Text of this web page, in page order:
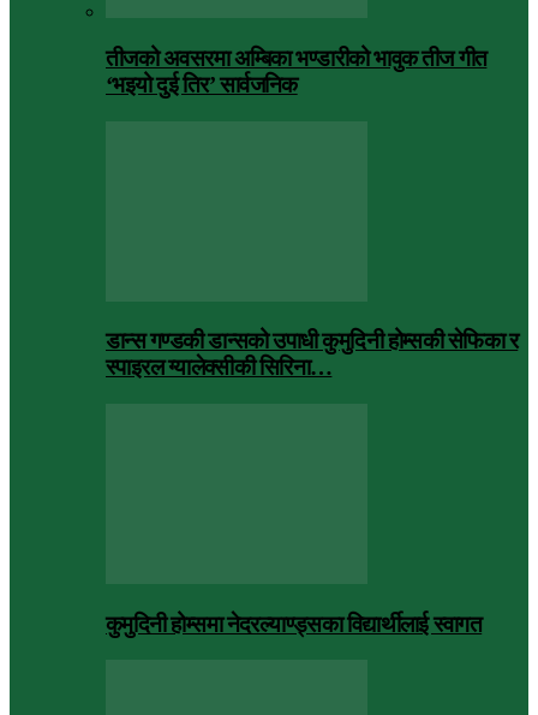
तीजको अवसरमा अम्बिका भण्डारीको भावुक तीज गीत
‘भइयो दुई तिर’ सार्वजनिक
डान्स गण्डकी डान्सको उपाधी कुमुदिनी होम्सकी सेफिका र
स्पाइरल ग्यालेक्सीकी सिरिना…
कुमुदिनी होम्समा नेदरल्याण्ड्सका विद्यार्थीलाई स्वागत